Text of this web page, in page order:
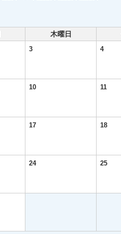
木曜日
3 4
10 11
17 18
24 25